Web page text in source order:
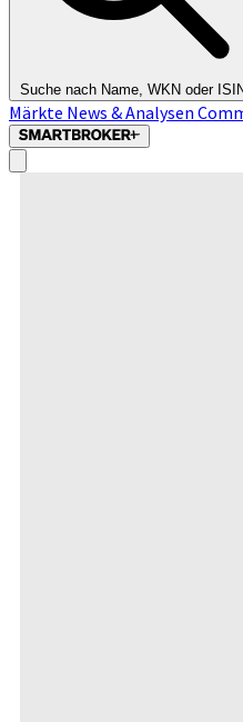
Suche nach Name, WKN oder
Märkte News & Analysen